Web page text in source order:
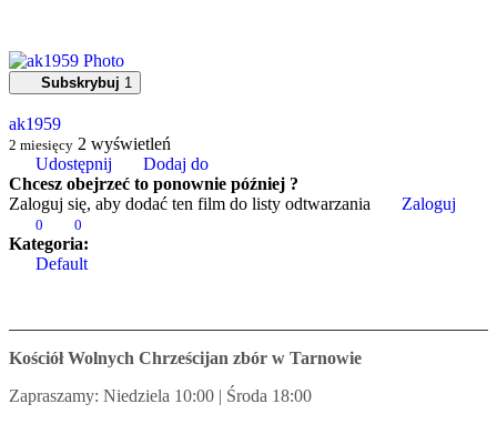
Subskrybuj 1
ak1959
2 miesięcy 2 wyświetleń
Udostępnij
Dodaj do
Chcesz obejrzeć to ponownie później ?
Zaloguj się, aby dodać ten film do listy odtwarzania
Zaloguj
0 0
Kategoria:
Default
Kościół Wolnych Chrześcijan zbór w Tarnowie
Zapraszamy: Niedziela 10:00 | Środa 18:00